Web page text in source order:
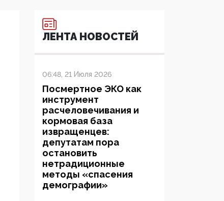
ЛЕНТА НОВОСТЕЙ
06:48, 21 Июля 2026
Посмертное ЭКО как
инструмент
расчеловечивания и
кормовая база
извращенцев:
депутатам пора
остановить
нетрадиционные
методы «спасения
демографии»